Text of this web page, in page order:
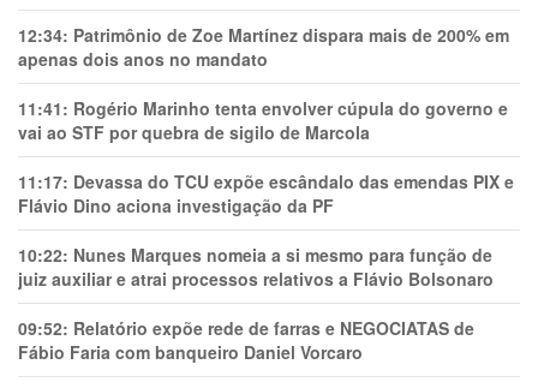
12:34: Patrimônio de Zoe Martínez dispara mais de 200% em
apenas dois anos no mandato
11:41: Rogério Marinho tenta envolver cúpula do governo e
vai ao STF por quebra de sigilo de Marcola
11:17: Devassa do TCU expõe escândalo das emendas PIX e
Flávio Dino aciona investigação da PF
10:22: Nunes Marques nomeia a si mesmo para função de
juiz auxiliar e atrai processos relativos a Flávio Bolsonaro
09:52: Relatório expõe rede de farras e NEGOCIATAS de
Fábio Faria com banqueiro Daniel Vorcaro